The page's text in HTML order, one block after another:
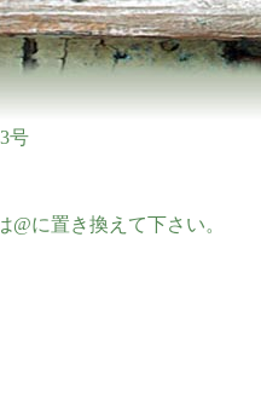
号
@に置き換えて下さい。